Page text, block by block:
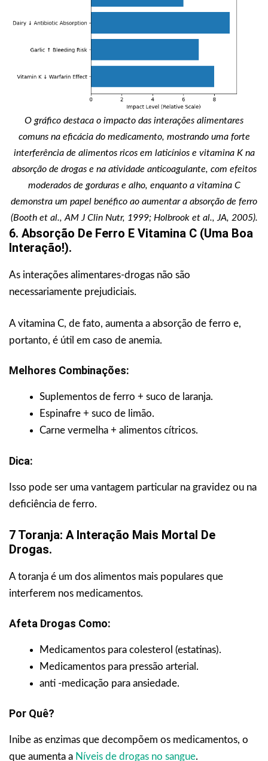
O gráfico destaca o impacto das interações alimentares
comuns na eficácia do medicamento, mostrando uma forte
interferência de alimentos ricos em laticínios e vitamina K na
absorção de drogas e na atividade anticoagulante, com efeitos
moderados de gorduras e alho, enquanto a vitamina C
demonstra um papel benéfico ao aumentar a absorção de ferro
(Booth et al., AM J Clin Nutr, 1999; Holbrook et al., JA, 2005).
6. Absorção De Ferro E Vitamina C (uma Boa
Interação!).
As interações alimentares-drogas não são
necessariamente prejudiciais.
A vitamina C, de fato, aumenta a absorção de ferro e,
portanto, é útil em caso de anemia.
Melhores Combinações:
Suplementos de ferro + suco de laranja.
Espinafre + suco de limão.
Carne vermelha + alimentos cítricos.
Dica:
Isso pode ser uma vantagem particular na gravidez ou na
deficiência de ferro.
7 Toranja: A Interação Mais Mortal De
Drogas.
A toranja é um dos alimentos mais populares que
interferem nos medicamentos.
Afeta Drogas Como:
Medicamentos para colesterol (estatinas).
Medicamentos para pressão arterial.
anti -medicação para ansiedade.
Por Quê?
Inibe as enzimas que decompõem os medicamentos, o
que aumenta a Níveis de drogas no sangue.